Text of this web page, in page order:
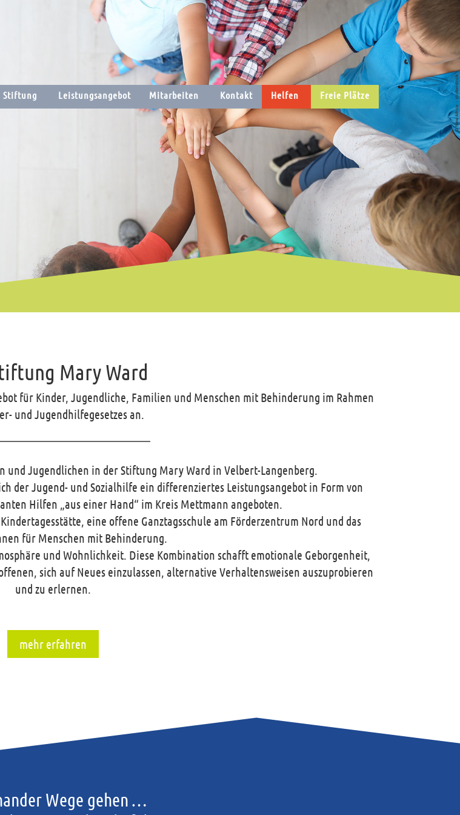
Stiftung Leistungsangebot Mitarbeiten Kontakt Helfen Freie Plätze
Mary Ward
für Kinder, Jugendliche, Familien und Menschen mit Behinderung im Rahmen
und Jugendhilfegesetzes an.
und Jugendlichen in der Stiftung Mary Ward in Velbert-Langenberg.
der Jugend- und Sozialhilfe ein differenziertes Leistungsangebot in Form von
Hilfen „aus einer Hand“ im Kreis Mettmann angeboten.
eine offene Ganztagsschule am Förderzentrum Nord und das
für Menschen mit Behinderung.
und Wohnlichkeit. Diese Kombination schafft emotionale Geborgenheit,
sich auf Neues einzulassen, alternative Verhaltensweisen auszuprobieren
und zu erlernen.
mehr erfahren
Wege gehen …